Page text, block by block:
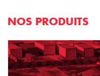
NOS PRODUITS